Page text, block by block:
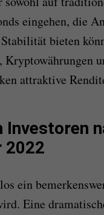
eingehen, die
bieten
attraktive
Investoren
2022
ein
Eine